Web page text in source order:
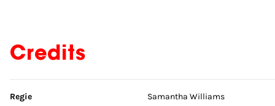
Credits
Sla credits over
Regie Samantha Williams